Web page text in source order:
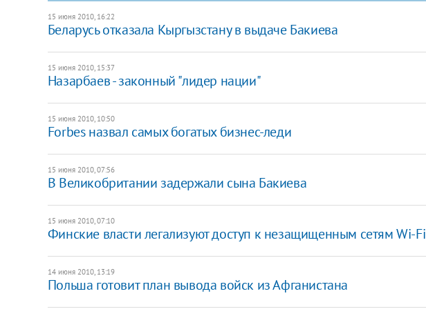
15 июня 2010, 16:22
Беларусь отказала Кыргызстану в выдаче Бакиева
15 июня 2010, 15:37
Назарбаев - законный "лидер нации"
15 июня 2010, 10:50
Forbes назвал самых богатых бизнес-леди
15 июня 2010, 07:56
В Великобритании задержали сына Бакиева
15 июня 2010, 07:10
Финские власти легализуют доступ к незащищенным сетям Wi-Fi
14 июня 2010, 13:19
Польша готовит план вывода войск из Афганистана